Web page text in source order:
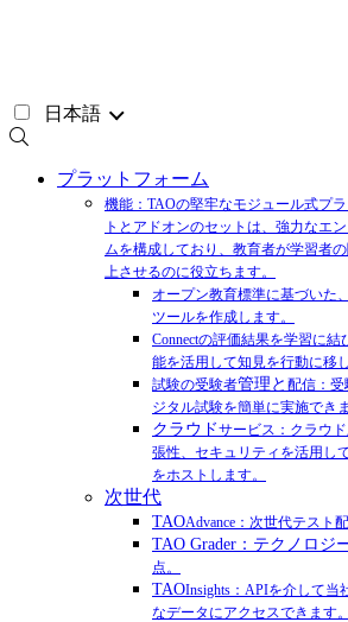
ツ
へ
日本語
プラットフォーム
機能：TAOの堅牢なモジュール式プ
トとアドオンのセットは、強力なエ
ムを構成しており、教育者が学習者
上させるのに役立ちます。
オープン教育標準に基づいた
ツールを作成します。
Connectの評価結果を学習に
能を活用して知見を行動に移
試験の受験者管理と 配信：受
ジタル試験を簡単に実施できま
クラウドサービス：クラウ
張性、セキュリティを活用し
をホストします。
次世代
TAOAdvance：次世代テスト
TAO Grader：テクノロジ
点。
TAOInsights：APIを介して当
なデータにアクセスできます。